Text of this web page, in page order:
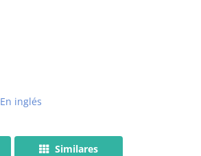
En inglés
Similares